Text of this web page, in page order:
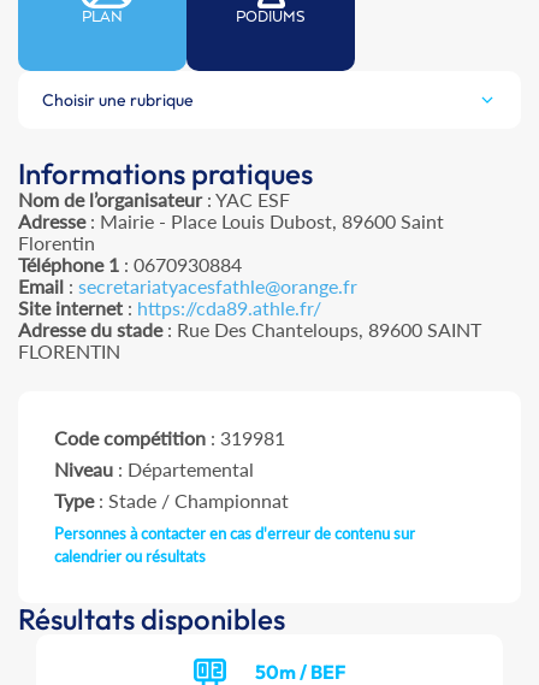
PLAN PODIUMS
Choisir une rubrique
Informations pratiques
Nom de l’organisateur: YAC ESF
Adresse: Mairie - Place Louis Dubost, 89600 Saint
Florentin
Téléphone 1 : 0670930884
Email : secretariatyacesfathle@orange.fr
Site internet : https://cda89.athle.fr/
Adresse du stade: Rue Des Chanteloups, 89600 SAINT
FLORENTIN
Code compétition : 319981
Niveau : Départemental
Type: Stade / Championnat
Personnes à contacter en cas d'erreur de contenu sur
calendrier ou résultats
Résultats disponibles
50m / BEF